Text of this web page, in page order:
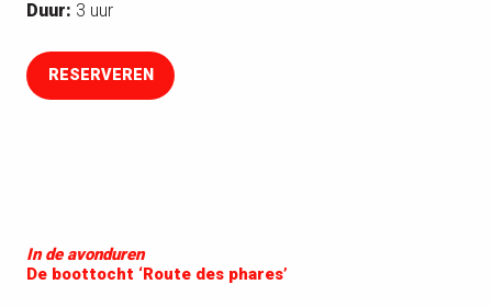
Duur: 3 uur
RESERVEREN
In de avonduren
De boottocht ‘Route des phares’